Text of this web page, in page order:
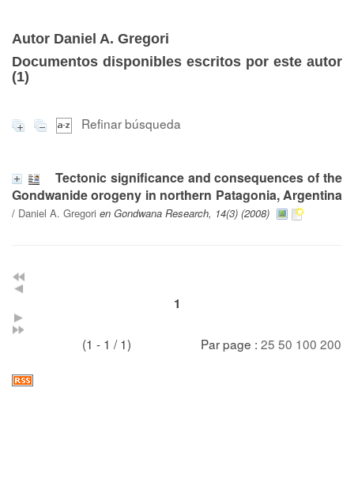
Autor Daniel A. Gregori
Documentos disponibles escritos por este autor
(1)
Refinar búsqueda
Tectonic significance and consequences of the
Gondwanide orogeny in northern Patagonia, Argentina
/ Daniel A. Gregori en Gondwana Research, 14(3) (2008)
1
(1 - 1 / 1) Par page : 25 50 100 200